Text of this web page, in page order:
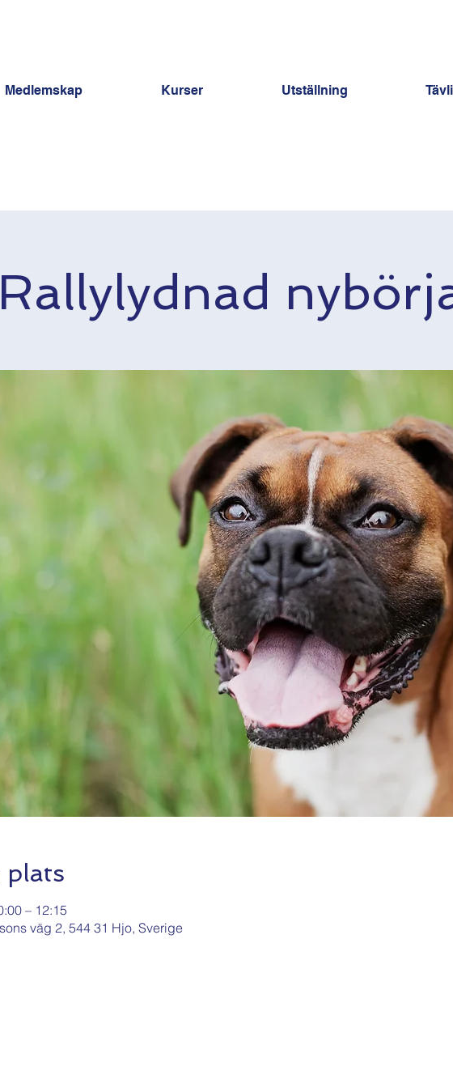
Medlemskap Kurser Utställning
Rallylydnad
plats
– 12:15
väg 2, 544 31 Hjo, Sverige